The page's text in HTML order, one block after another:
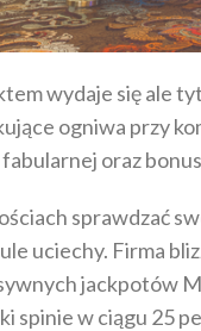
wydaje się ale
ogniwa przy
oraz
sprawdzać
uciechy. Firma
jackpotów
spinie w ciągu 25